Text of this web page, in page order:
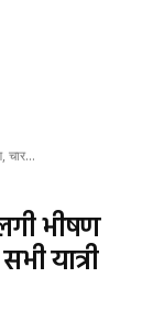
चार...
भीषण
यात्री